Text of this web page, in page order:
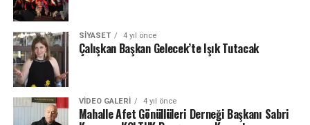
SIYASET 4 yıl önce
Çalışkan Başkan Gelecek’te Işık Tutacak
VIDEO GALERI 4 yıl önce
Mahalle Afet Gönüllüleri Derneği Başkanı Sabri